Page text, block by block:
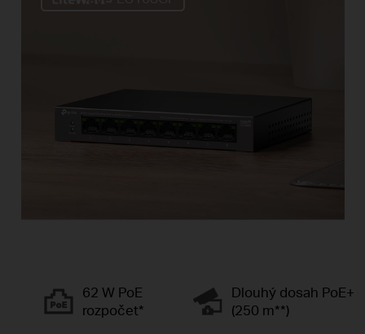
62 W PoE
rozpočet*
Dlouhý dosah PoE+
(250 m**)